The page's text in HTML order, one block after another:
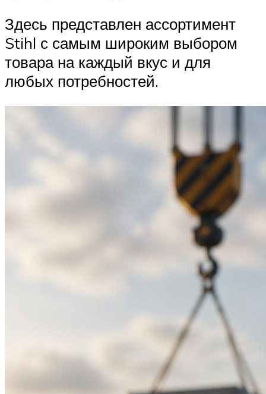
Здесь представлен ассортимент
Stihl с самым широким выбором
товара на каждый вкус и для
любых потребностей.